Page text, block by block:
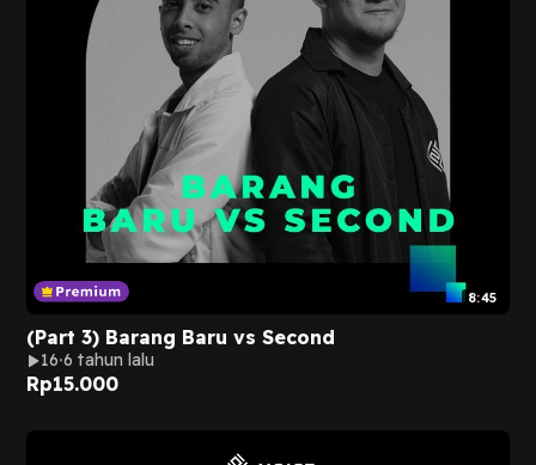
8:45
(Part 3) Barang Baru vs Second
16 6 tahun lalu
Rp15.000